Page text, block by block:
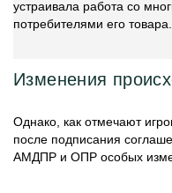
устраивала работа со
потребителями его товара.
Изменения
Однако, как отмечают
после подписания
АМДПР и ОПР особых